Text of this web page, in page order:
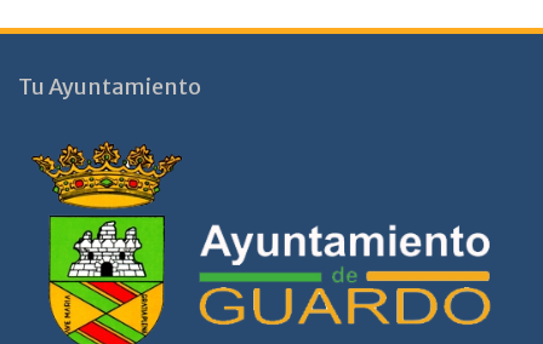
Tu Ayuntamiento